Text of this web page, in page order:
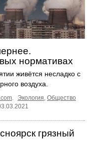
нормативах
живётся несладко с
воздуха.
Экология Общество
грязный